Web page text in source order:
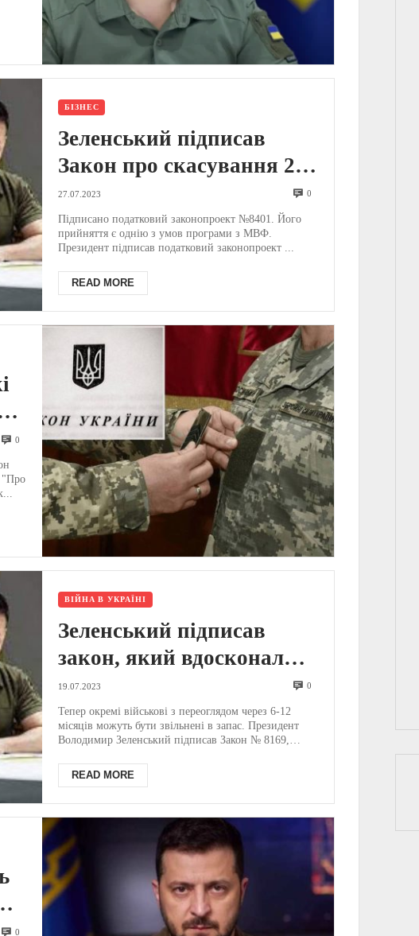
БІЗНЕС
Зеленський підписав
Закон про скасування 2%
єдиного податку: що
варто знати платникам
27.07.2023 0
Підписано податковий законопроект №8401. Його
прийняття є однію з умов програми з МВФ.
Президент підписав податковий законопроект ...
READ MORE
0
"Про
ВІЙНА В УКРАЇНІ
Зеленський підписав
закон, який вдосконалює
питання виконання
військового обов’язку та
проходження військової
служби
19.07.2023 0
Тепер окремі військові з переоглядом через 6-12
місяців можуть бути звільнені в запас. Президент
Володимир Зеленський підписав Закон № 8169,
READ MORE
0